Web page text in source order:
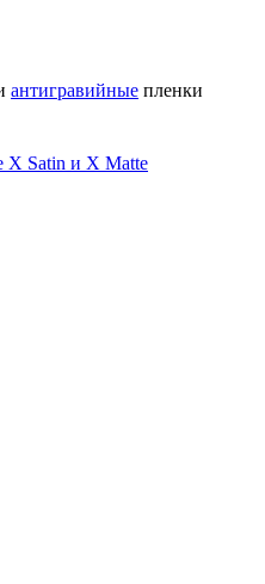
антигравийные пленки